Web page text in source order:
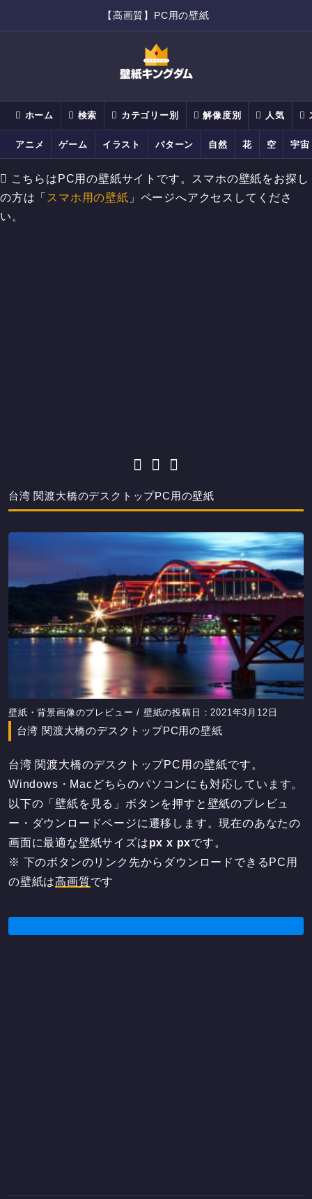
【高画質】PC用の壁紙
ホーム 検索 カテゴリー別 解像度別 人気
アニメ ゲーム イラスト パターン 自然 花 空 宇宙
こちらはPC用の壁紙サイトです。スマホの壁紙をお探し
の方は「 スマホ用の壁紙 」ページへアクセスしてくださ
い。
台湾 関渡大橋のデスクトップPC用の壁紙
壁紙・背景画像のプレビュー / 壁紙の投稿日：2021年3月12日
台湾 関渡大橋のデスクトップPC用の壁紙
台湾 関渡大橋のデスクトップPC用の壁紙です。
Windows・Macどちらのパソコンにも対応しています。
以下の「壁紙を見る」ボタンを押すと壁紙のプレビュ
ー・ダウンロードページに遷移します。現在のあなたの
画面に最適な壁紙サイズはpx x pxです。
※ 下のボタンのリンク先からダウンロードできるPC用
の壁紙は高画質です